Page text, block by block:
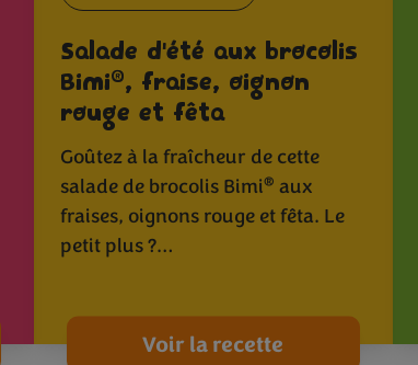
Salade d'été aux brocolis
Bimi®, fraise, oignon
rouge et fêta
Goûtez à la fraîcheur de cette
salade de brocolis Bimi® aux
fraises, oignons rouge et fêta. Le
petit plus ?…
Voir la recette